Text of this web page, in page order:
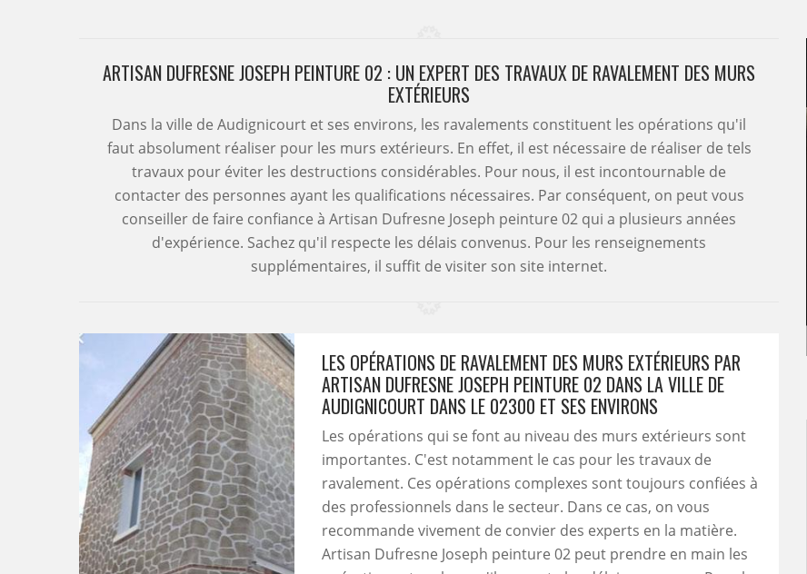
ARTISAN DUFRESNE JOSEPH PEINTURE 02 : UN EXPERT DES TRAVAUX DE RAVALEMENT DES MURS
EXTÉRIEURS
Dans la ville de Audignicourt et ses environs, les ravalements constituent les opérations qu'il
faut absolument réaliser pour les murs extérieurs. En effet, il est nécessaire de réaliser de tels
travaux pour éviter les destructions considérables. Pour nous, il est incontournable de
contacter des personnes ayant les qualifications nécessaires. Par conséquent, on peut vous
conseiller de faire confiance à Artisan Dufresne Joseph peinture 02 qui a plusieurs années
d'expérience. Sachez qu'il respecte les délais convenus. Pour les renseignements
supplémentaires, il suffit de visiter son site internet.
LES OPÉRATIONS DE RAVALEMENT DES MURS EXTÉRIEURS PAR
ARTISAN DUFRESNE JOSEPH PEINTURE 02 DANS LA VILLE DE
AUDIGNICOURT DANS LE 02300 ET SES ENVIRONS
Les opérations qui se font au niveau des murs extérieurs sont
importantes. C'est notamment le cas pour les travaux de
ravalement. Ces opérations complexes sont toujours confiées à
des professionnels dans le secteur. Dans ce cas, on vous
recommande vivement de convier des experts en la matière.
Artisan Dufresne Joseph peinture 02 peut prendre en main les